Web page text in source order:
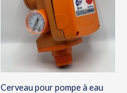
Cerveau pour pompe à eau